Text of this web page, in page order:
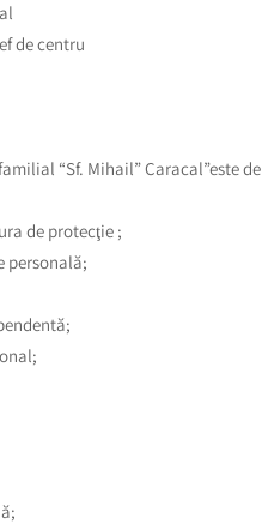
de centru
“Sf. Mihail”
de protecţie ;
personală;